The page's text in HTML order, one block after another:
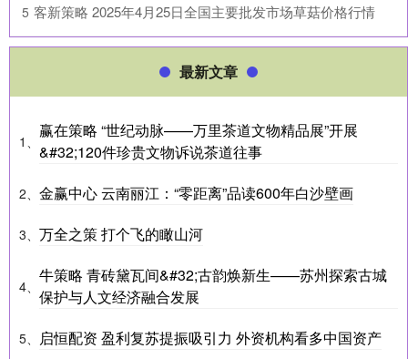
5 ​客新策略 2025年4月25日全国主要批发市场草菇价格行情
最新文章
1、
赢在策略 “世纪动脉——万里茶道文物精品展”开展
&#32;120件珍贵文物诉说茶道往事
2、 金赢中心 云南丽江：“零距离”品读600年白沙壁画
3、 万全之策 打个飞的瞰山河
4、
牛策略 青砖黛瓦间&#32;古韵焕新生——苏州探索古城
保护与人文经济融合发展
5、 启恒配资 盈利复苏提振吸引力 外资机构看多中国资产